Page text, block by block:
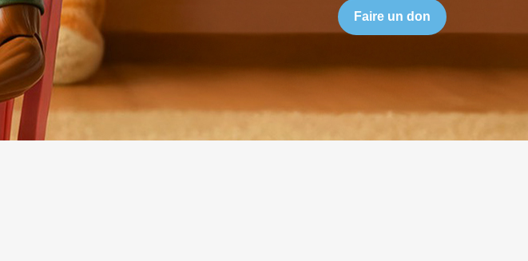
Faire un don